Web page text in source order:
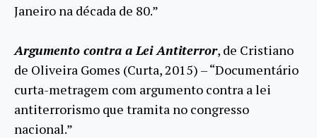
Janeiro na década de 80.”
Argumento contra a Lei Antiterror, de Cristiano
de Oliveira Gomes (Curta, 2015) – “Documentário
curta-metragem com argumento contra a lei
antiterrorismo que tramita no congresso
nacional.”